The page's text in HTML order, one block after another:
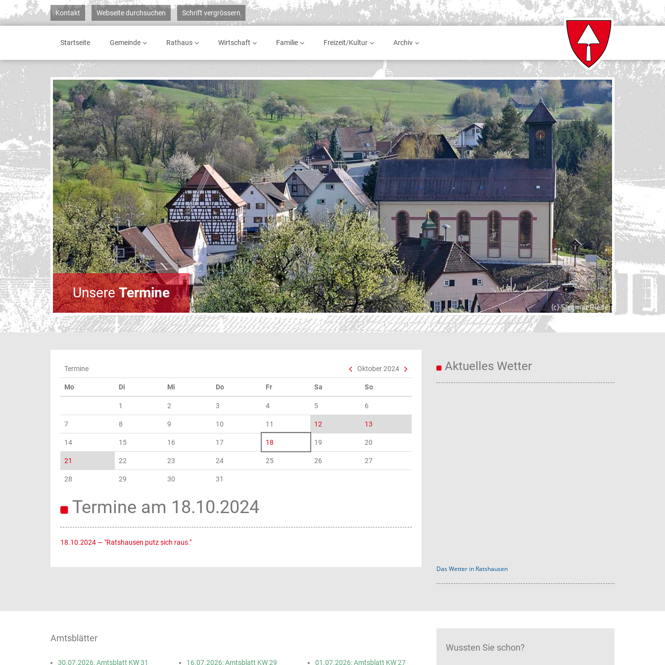
Kontakt Webseite durchsuchen Schrift vergrössern
Startseite Gemeinde Rathaus Wirtschaft Familie Freizeit/Kultur Archiv
UnsereTermine
Termine Oktober 2024
Mo Di Mi Do Fr Sa So
1 2 3 4 5 6
7 8 9 10 11 12 13
14 15 16 17 18 19 20
21 22 23 24 25 26 27
28 29 30 31
Termine am 18.10.2024
18.10.2024 — "Ratshausen putz sich raus."
Aktuelles Wetter
Das Wetter in Ratshausen
Amtsblätter
30.07.2026: Amtsblatt KW 31 16.07.2026: Amtsblatt KW 29 01.07.2026: Amtsblatt KW 27
Wussten Sie schon?